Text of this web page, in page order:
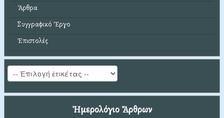
Ἄρθρα
Συγγραφικό Ἔργο
Ἐπιστολές
Ἡμερολόγιο Ἄρθρων